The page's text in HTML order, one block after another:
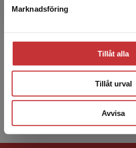
Marknadsföring
Tillåt alla
Tillåt urval
Avvisa
lantbruksuniversitet, Ultuna,
växtbiologi och växtnär...
Visa alla - 12